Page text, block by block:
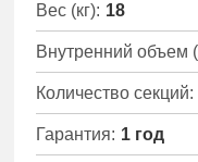
Вес (кг): 18
Внутренний объем
Количество секций:
Гарантия: 1 год